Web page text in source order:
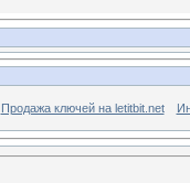
Продажа ключей на letitbit.net